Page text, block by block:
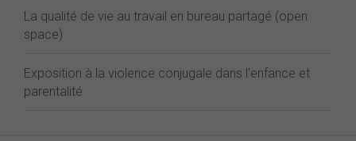
La qualité de vie au travail en bureau partagé (open
space)
Exposition à la violence conjugale dans l'enfance et
parentalité